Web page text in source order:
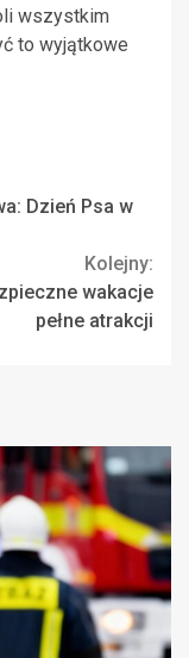
wszystkim
to wyjątkowe
Dzień Psa w
Kolejny:
wakacje
pełne atrakcji